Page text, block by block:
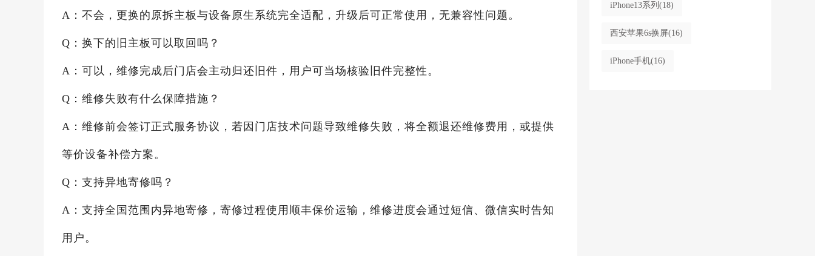
A：不会，更换的原拆主板与设备原生系统完全适配，升级后可正常使用，无兼容性问题。
Q：换下的旧主板可以取回吗？
A：可以，维修完成后门店会主动归还旧件，用户可当场核验旧件完整性。
Q：维修失败有什么保障措施？
A：维修前会签订正式服务协议，若因门店技术问题导致维修失败，将全额退还维修费用，或提供
等价设备补偿方案。
Q：支持异地寄修吗？
A：支持全国范围内异地寄修，寄修过程使用顺丰保价运输，维修进度会通过短信、微信实时告知
用户。
iPhone13系列 (18)
西安苹果6s换屏(16)
iPhone手机(16)